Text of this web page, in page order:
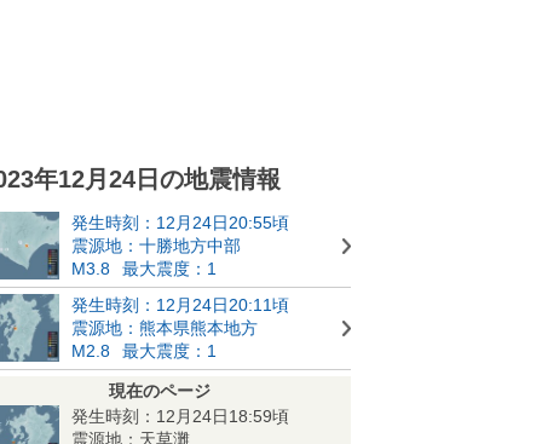
年12月24日の地震情報
発生時刻：12月24日20:55頃
震源地：十勝地方中部
M3.8
最大震度：1
発生時刻：12月24日20:11頃
震源地：熊本県熊本地方
M2.8
最大震度：1
現在のページ
発生時刻：12月24日18:59頃
震源地：天草灘